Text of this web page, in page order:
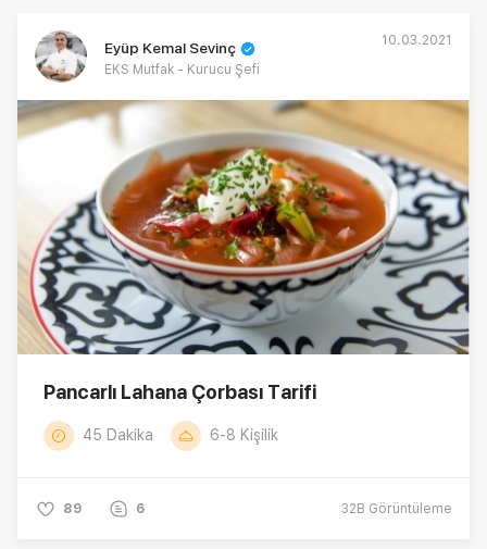
Eyüp Kemal Sevinç
EKS Mutfak - Kurucu Şefi
10.03.2021
Pancarlı Lahana Çorbası Tarifi
45 Dakika 6-8 Kişilik
89 6 32B Görüntüleme